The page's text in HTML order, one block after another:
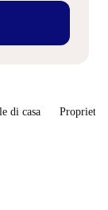
di casa